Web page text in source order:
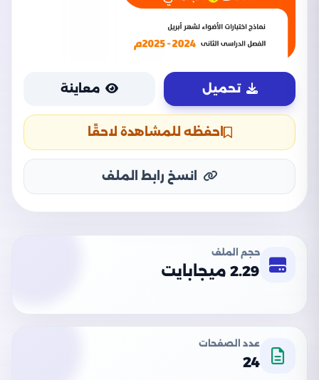
تحميل معاينة
احفظه للمشاهدة لاحقًا
انسخ رابط الملف
حجم الملف
2.29 ميجابايت
عدد الصفحات
24